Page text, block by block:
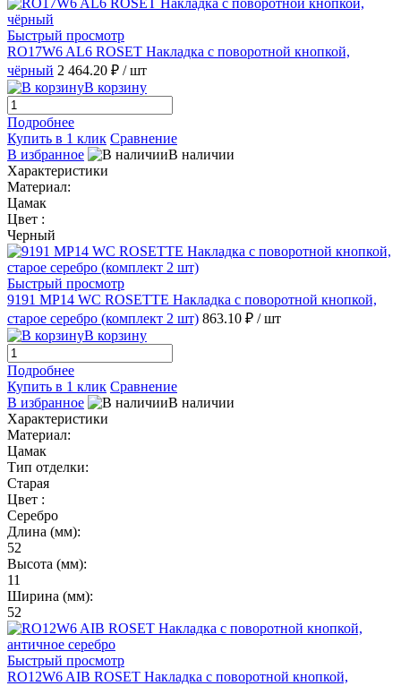
Быстрый просмотр
RO17W6 AL6 ROSET Накладка с поворотной кнопкой,
чёрный 2 464.20 ₽ / шт
В корзину
Подробнее
Купить в 1 клик Сравнение
В избранное
В наличии
Характеристики
Материал:
Цамак
Цвет :
Черный
Быстрый просмотр
9191 MP14 WC ROSETTE Накладка с поворотной кнопкой,
старое серебро (комплект 2 шт) 863.10 ₽ / шт
В корзину
Подробнее
Купить в 1 клик Сравнение
В избранное
В наличии
Характеристики
Материал:
Цамак
Тип отделки:
Старая
Цвет :
Серебро
Длина (мм):
52
Высота (мм):
11
Ширина (мм):
52
Быстрый просмотр
RO12W6 AIB ROSET Накладка с поворотной кнопкой,